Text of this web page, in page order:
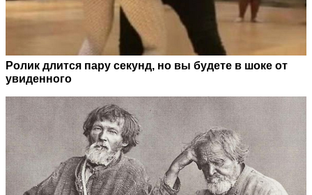
Ролик длится пару секунд, но вы будете в шоке от
увиденного